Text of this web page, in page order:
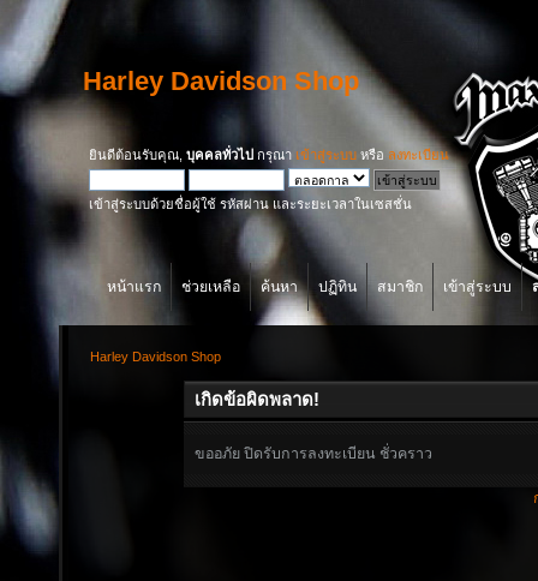
Harley Davidson Shop
ยินดีต้อนรับคุณ, บุคคลทั่วไป กรุณา เข้าสู่ระบบ หรือ ลงทะเบียน
เข้าสู่ระบบด้วยชื่อผู้ใช้ รหัสผ่าน และระยะเวลาในเซสชั่น
หน้าแรก ช่วยเหลือ ค้นหา ปฏิทิน สมาชิก เข้าสู่ระบบ
Harley Davidson Shop
เกิดข้อผิดพลาด!
ขออภัย ปิดรับการลงทะเบียน ชั่วคราว